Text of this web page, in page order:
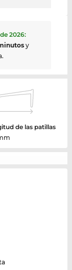
2026:
y
de las patillas